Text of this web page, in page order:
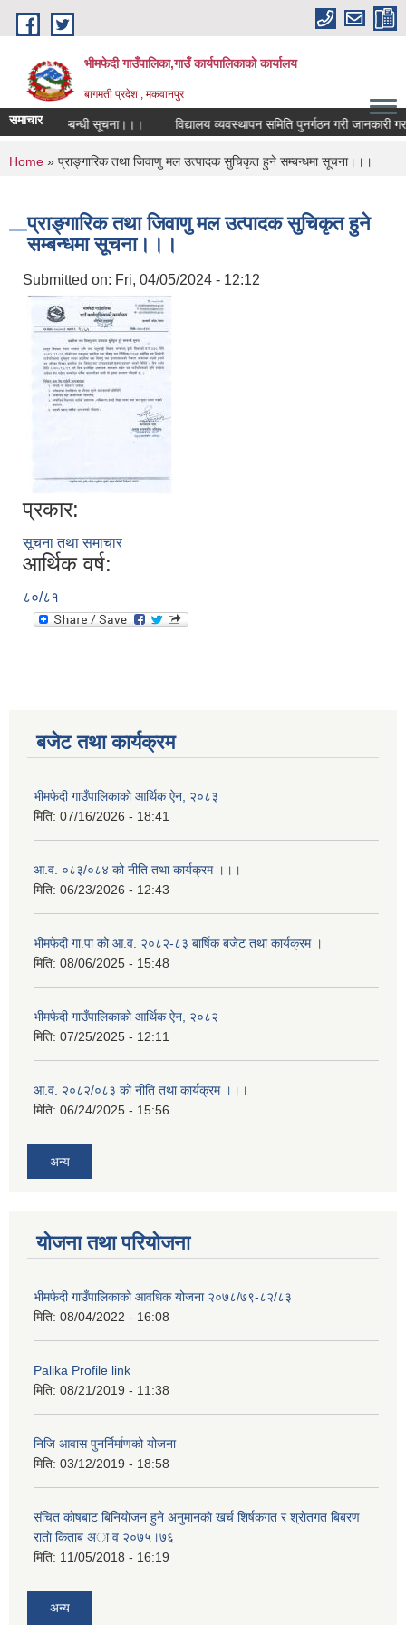
Skip to main content
भीमफेदी गाउँपालिका,गाउँ कार्यपालिकाकाे कार्यालय
बागमती प्रदेश , मकवानपुर
समाचार सम्बन्धी सूचना।।। विद्यालय व्यवस्थापन समिति पुनर्गठन गरी जानकारी
You are here
Home » प्राङ्गारिक तथा जिवाणु मल उत्पादक सुचिकृत हुने सम्बन्धमा सूचना।।।
प्राङ्गारिक तथा जिवाणु मल उत्पादक सुचिकृत हुने
सम्बन्धमा सूचना।।।
Submitted on: Fri, 04/05/2024 - 12:12
प्रकार:
सूचना तथा समाचार
आर्थिक वर्ष:
८०/८१
बजेट तथा कार्यक्रम
भीमफेदी गाउँपालिकाको आर्थिक ऐन, २०८३
मिति: 07/16/2026 - 18:41
आ.व. ०८३/०८४ को नीति तथा कार्यक्रम ।।।
मिति: 06/23/2026 - 12:43
भीमफेदी गा.पा को आ.व. २०८२-८३ बार्षिक बजेट तथा कार्यक्रम ।
मिति: 08/06/2025 - 15:48
भीमफेदी गाउँपालिकाको आर्थिक ऐन, २०८२
मिति: 07/25/2025 - 12:11
आ.व. २०८२/०८३ को नीति तथा कार्यक्रम ।।।
मिति: 06/24/2025 - 15:56
अन्य
योजना तथा परियोजना
भीमफेदी गाउँपालिकाको आवधिक योजना २०७८/७९-८२/८३
मिति: 08/04/2022 - 16:08
Palika Profile link
मिति: 08/21/2019 - 11:38
निजि आवास पुनर्निर्माणको योजना
मिति: 03/12/2019 - 18:58
संचित काेषबाट बिनियाेजन हुने अनुमानकाे खर्च शिर्षकगत र श्राेतगत बिबरण
राताे किताब अा‍ व २‍०७५।७६
मिति: 11/05/2018 - 16:19
अन्य